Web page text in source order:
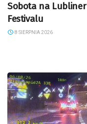
Sobota na Lubliner
Festivalu
8 SIERPNIA 2026